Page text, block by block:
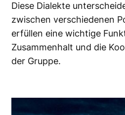
Diese Dialekte
zwischen verschiedenen
erfüllen eine wichtige
Zusammenhalt und die
der Gruppe.